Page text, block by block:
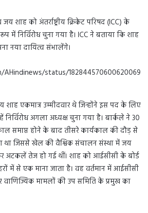
शाह को अंतर्राष्ट्रीय क्रिकेट परिषद (ICC) के
में निर्विरोध चुना गया है। ICC ने बताया कि शाह
नया दायित्व संभालेंगे।
status/182844570600620069
एकमात्र उम्मीदवार थे जिन्होंने इस पद के लिए
निर्विरोध अगला अध्यक्ष चुना गया है। बार्कले ने 30
समाप्त होने के बाद तीसरे कार्यकाल की दौड़ से
जिससे खेल की वैश्विक संचालन संस्था में जय
अटकलें तेज हो गई थीं। शाह को आईसीसी के बोर्ड
में से एक माना जाता है। वह वर्तमान में आईसीसी
वाणिज्यिक मामलों की उप समिति के प्रमुख का